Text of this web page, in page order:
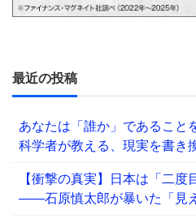
最近の投稿
あなたは「誰か」であるこ
科学者が教える、現実を書き
【衝撃の真実】日本は「二度
――石原慎太郎が暴いた「見